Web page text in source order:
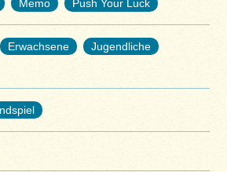
Memo Push Your Luck
Erwachsene
Jugendliche